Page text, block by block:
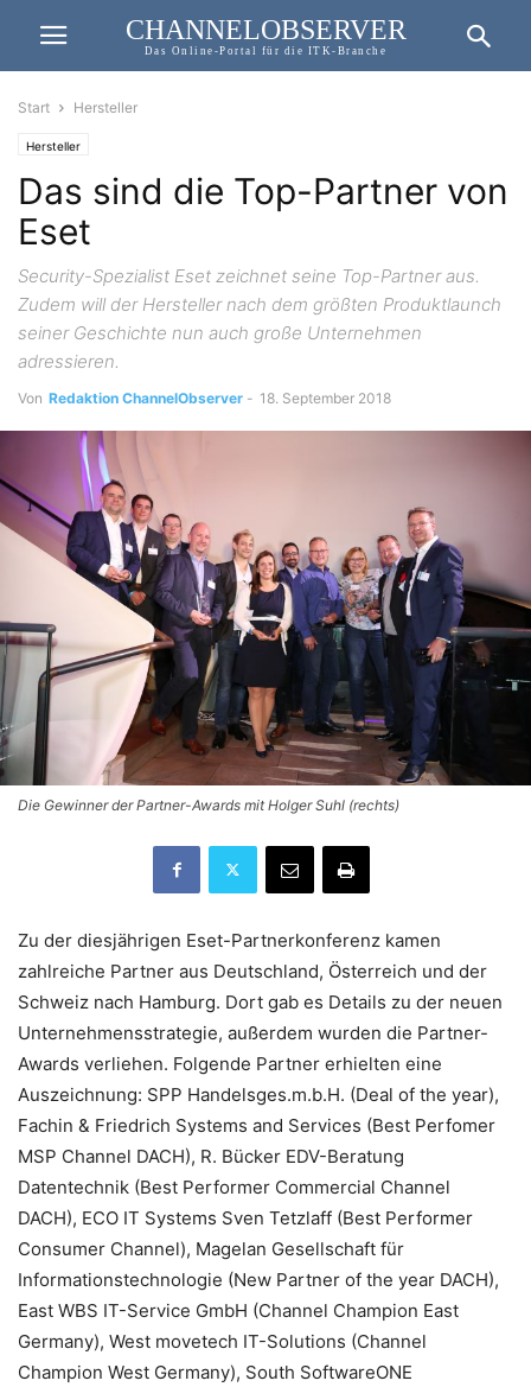
CHANNELOBSERVER
Das Online-Portal für die ITK-Branche
Start Hersteller
Hersteller
Das sind die Top-Partner von
Eset
Security-Spezialist Eset zeichnet seine Top-Partner aus.
Zudem will der Hersteller nach dem größten Produktlaunch
seiner Geschichte nun auch große Unternehmen
adressieren.
Von Redaktion ChannelObserver - 18. September 2018
Die Gewinner der Partner-Awards mit Holger Suhl (rechts)
Zu der diesjährigen Eset-Partnerkonferenz kamen
zahlreiche Partner aus Deutschland, Österreich und der
Schweiz nach Hamburg. Dort gab es Details zu der neuen
Unternehmensstrategie, außerdem wurden die Partner-
Awards verliehen. Folgende Partner erhielten eine
Auszeichnung: SPP Handelsges.m.b.H. (Deal of the year),
Fachin & Friedrich Systems and Services (Best Perfomer
MSP Channel DACH), R. Bücker EDV-Beratung
Datentechnik (Best Performer Commercial Channel
DACH), ECO IT Systems Sven Tetzlaff (Best Performer
Consumer Channel), Magelan Gesellschaft für
Informationstechnologie (New Partner of the year DACH),
East WBS IT-Service GmbH (Channel Champion East
Germany), West movetech IT-Solutions (Channel
Champion West Germany), South SoftwareONE